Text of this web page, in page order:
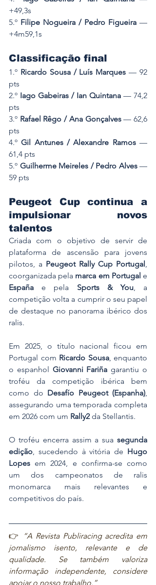
+49,3s
5.º Filipe Nogueira / Pedro Figueira —
+4m59,1s
Classificação final
1.º Ricardo Sousa / Luís Marques — 92
pts
2.º Iago Gabeiras / Ian Quintana — 74,2
pts
3.º Rafael Rêgo / Ana Gonçalves — 62,6
pts
4.º Gil Antunes / Alexandre Ramos —
61,4 pts
5.º Guilherme Meireles / Pedro Alves —
59 pts
Peugeot Cup continua a
impulsionar novos
talentos
Criada com o objetivo de servir de
plataforma de ascensão para jovens
pilotos, a Peugeot Rally Cup Portugal ,
coorganizada pela marca em Portugal
España e pela Sports & You, a
competição volta a cumprir o seu papel
de destaque no panorama ibérico dos
ralis.
Em 2025, o título nacional ficou em
Portugal com Ricardo Sousa, enquanto
o espanhol Giovanni Fariña garantiu o
troféu da competição ibérica bem
como do Desafío Peugeot (Espanha),
assegurando uma temporada completa
em 2026 com um Rally2 da Stellantis.
O troféu encerra assim a sua segunda
edição, sucedendo à vitória de Hugo
Lopes em 2024, e confirma-se como
um dos campeonatos de ralis
monomarca mais relevantes e
competitivos do país.
👉
“A Revista Publiracing acredita em
jornalismo isento, relevante e de
qualidade. Se também valoriza
informação independente, considere
apoiar o nosso trabalho.”